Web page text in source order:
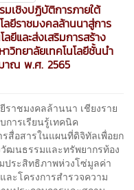
มเชิงปฏิบัติการภายใต้
ลยีราชมงคลล้านนาสู่การ
ยีและส่งเสริมการสร้าง
วิทยาลัยเทคโนโลยีชั้นนำ
าณ พ.ศ. 2565
คลล้านนา เชียงราย
การเรียนรู้เทคนิค
สื่อสารในแผนที่ดิจิทัลเพื่อยก
นธรรมและทรัพยากรท้อง
ประสิทธิภาพห่วงโซ่มูลค่า
ะโครงการสำรวจความ